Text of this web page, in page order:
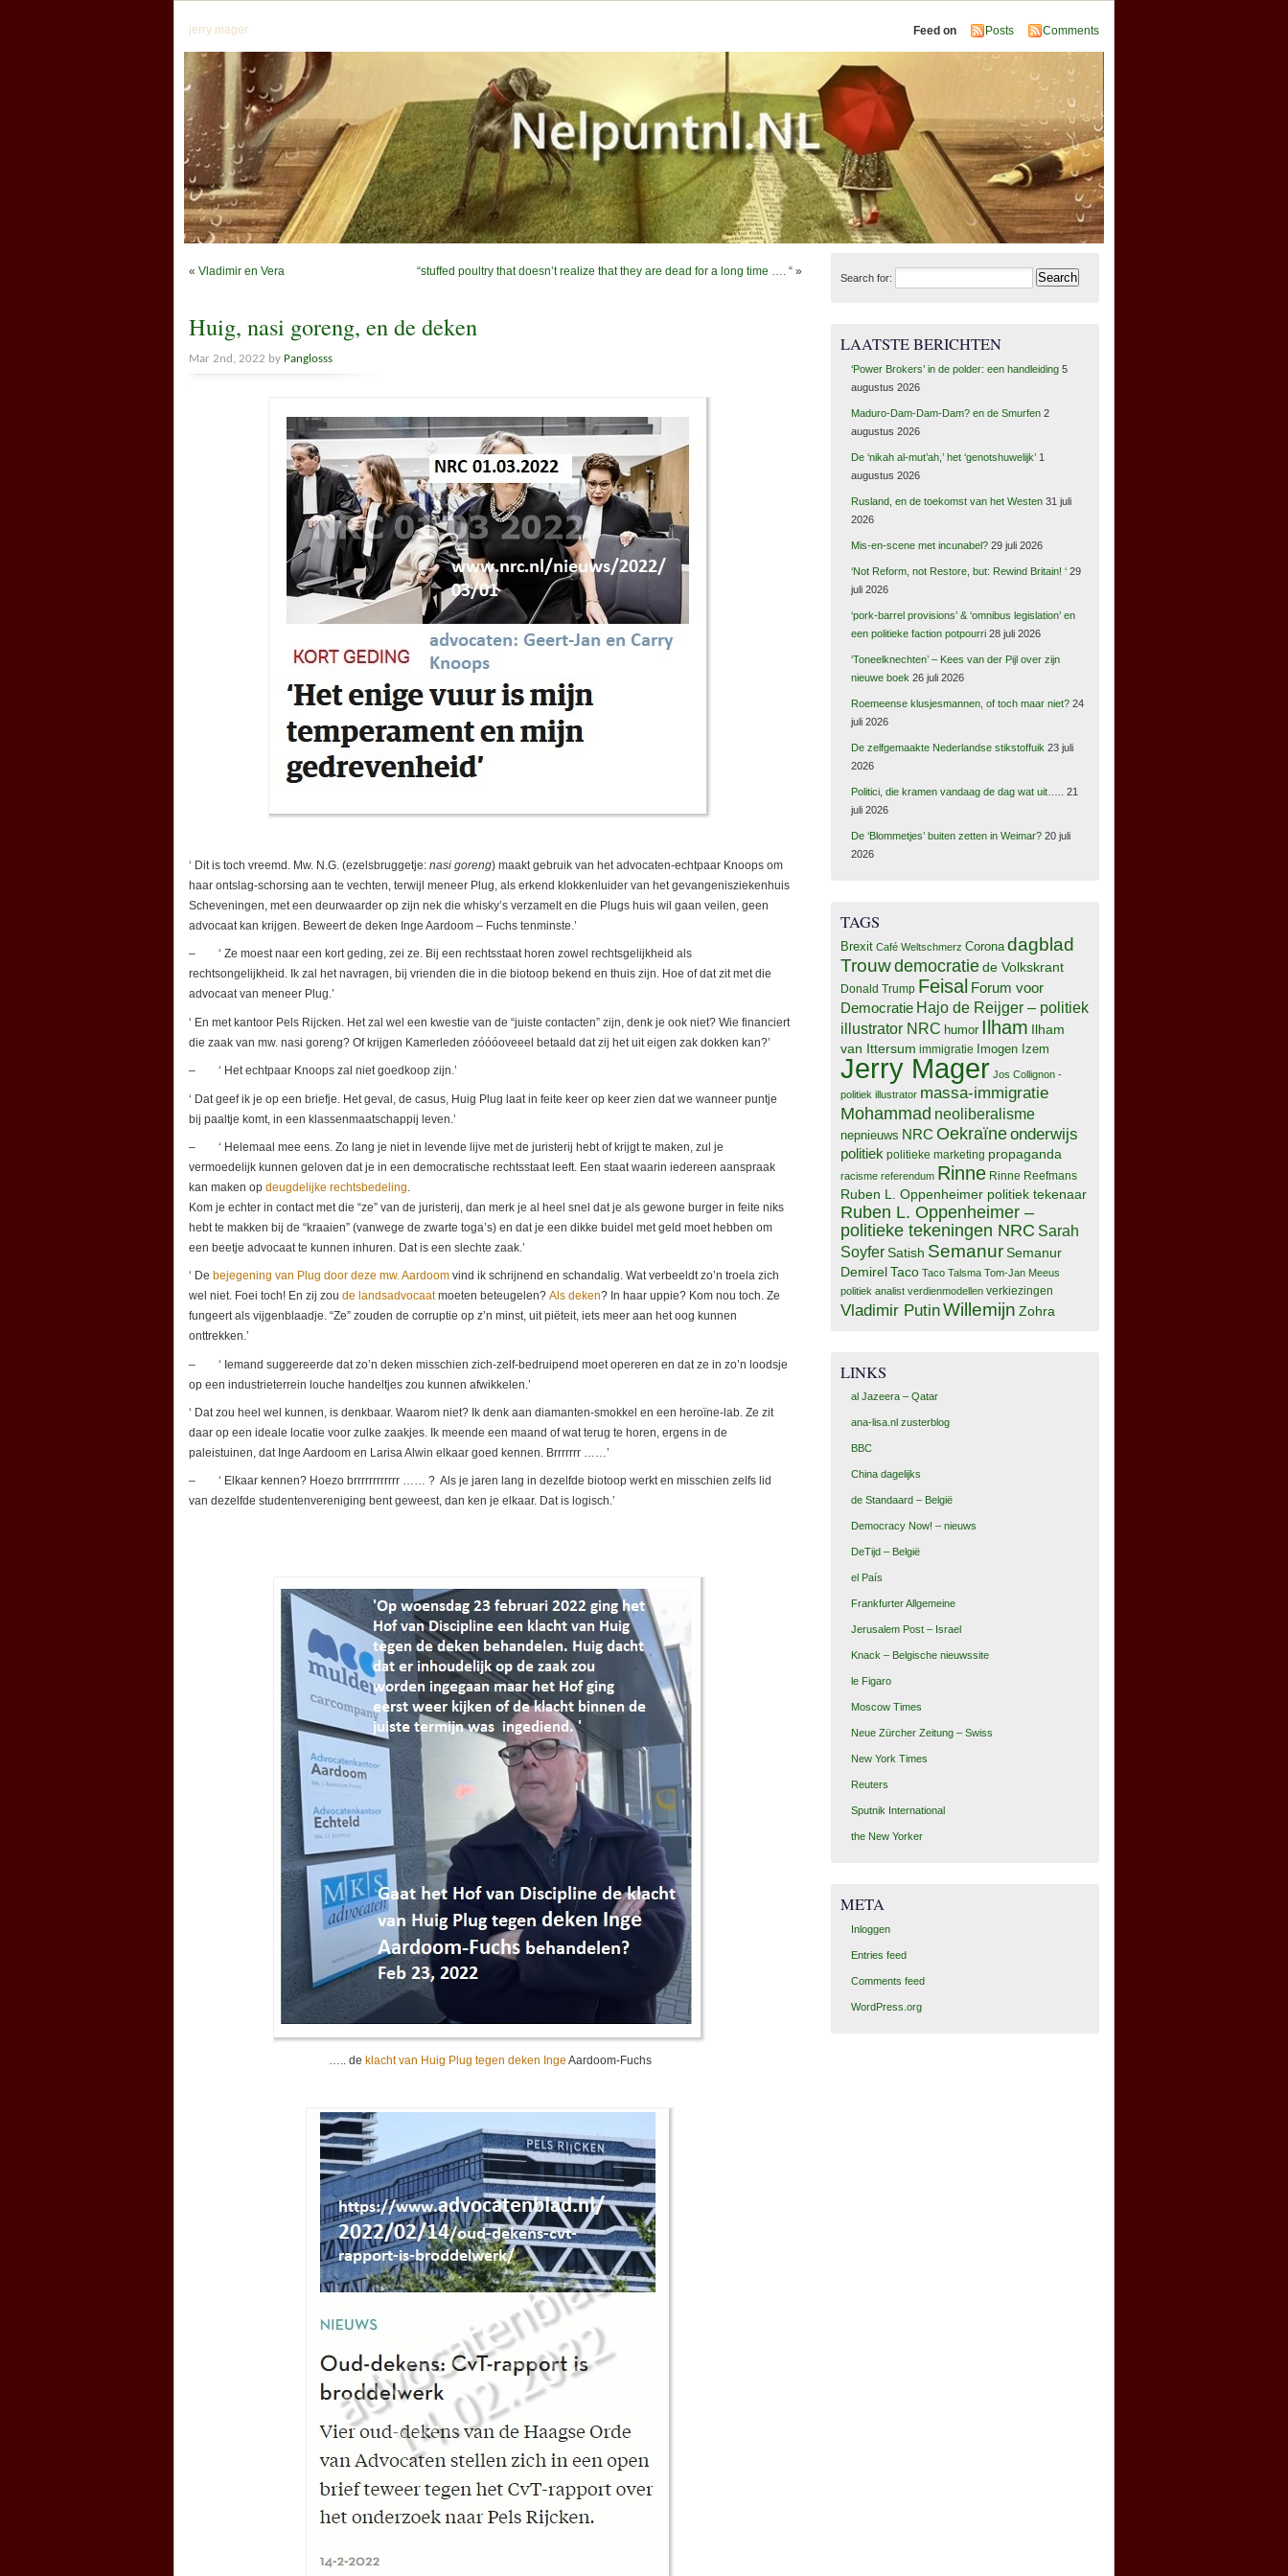
jerry mager Feed on Posts Comments
« Vladimir en Vera “stuffed poultry that doesn’t realize that they are dead for a long time …. “ »
Huig, nasi goreng, en de deken
Mar 2nd, 2022 by Panglosss
‘ Dit is toch vreemd. Mw. N.G. (ezelsbruggetje: nasi goreng) maakt gebruik van het advocaten-echtpaar Knoops om
haar ontslag-schorsing aan te vechten, terwijl meneer Plug, als erkend klokkenluider van het gevangenisziekenhuis
Scheveningen, met een deurwaarder op zijn nek die whisky’s verzamelt en die Plugs huis wil gaan veilen, geen
advocaat kan krijgen. Beweert de deken Inge Aardoom – Fuchs tenminste.’
– ‘ Ze moest naar een kort geding, zei ze. Bij een rechtsstaat horen zowel rechtsgelijkheid als
rechtsongelijkheid. Ik zal het navragen, bij vrienden die in die biotoop bekend en thuis zijn. Hoe of dat zit met die
advocaat van meneer Plug.’
‘ En met kantoor Pels Rijcken. Het zal wel een kwestie van de “juiste contacten” zijn, denk je ook niet? Wie financiert
die zaak van mw. nasi goreng? Of krijgen Kamerleden zóóóoveeel betaald dat zij het uit eigen zak dokken kan?’
– ‘ Het echtpaar Knoops zal niet goedkoop zijn.’
‘ Dat geef ik je op een briefje. Het geval, de casus, Huig Plug laat in feite keer op keer zien dat we wanneer puntje
bij paaltje komt, in een klassenmaatschappij leven.’
– ‘ Helemaal mee eens. Zo lang je niet in levende lijve met de juristerij hebt of krijgt te maken, zul je
vermoedelijk kunnen geloven dat je in een democratische rechtsstaat leeft. Een staat waarin iedereen aanspraak
kan maken op deugdelijke rechtsbedeling.
Kom je echter in contact met die “ze” van de juristerij, dan merk je al heel snel dat je als gewone burger in feite niks
hebt te makken bij de “kraaien” (vanwege de zwarte toga’s) en dat je een dikke buidel met geld moet hebben om
een beetje advocaat te kunnen inhuren. Dat is een slechte zaak.’
‘ De bejegening van Plug door deze mw. Aardoom vind ik schrijnend en schandalig. Wat verbeeldt zo’n troela zich
wel niet. Foei toch! En zij zou de landsadvocaatmoeten beteugelen? Als deken? In haar uppie? Kom nou toch. Ze
fungeert als vijgenblaadje. “Ze” zouden de corruptie op z’n minst, uit piëteit, iets meer aan het oog kunnen
onttrekken.’
– ‘ Iemand suggereerde dat zo’n deken misschien zich-zelf-bedruipend moet opereren en dat ze in zo’n loodsje
op een industrieterrein louche handeltjes zou kunnen afwikkelen.’
‘ Dat zou heel wel kunnen, is denkbaar. Waarom niet? Ik denk aan diamanten-smokkel en een heroïne-lab. Ze zit
daar op een ideale locatie voor zulke zaakjes. Ik meende een maand of wat terug te horen, ergens in de
paleistuinen, dat Inge Aardoom en Larisa Alwin elkaar goed kennen. Brrrrrrr ……’
– ‘ Elkaar kennen? Hoezo brrrrrrrrrrrr …… ? Als je jaren lang in dezelfde biotoop werkt en misschien zelfs lid
van dezelfde studentenvereniging bent geweest, dan ken je elkaar. Dat is logisch.’
….. de klacht van Huig Plug tegen deken Inge Aardoom-Fuchs
Search for:
LAATSTE BERICHTEN
‘Power Brokers’ in de polder: een handleiding 5
augustus 2026
Maduro-Dam-Dam-Dam? en de Smurfen 2
augustus 2026
De ‘nikah al-mut’ah,’ het ‘genotshuwelijk’ 1
augustus 2026
Rusland, en de toekomst van het Westen 31 juli
2026
Mis-en-scene met incunabel? 29 juli 2026
‘Not Reform, not Restore, but: Rewind Britain! ‘ 29
juli 2026
‘pork-barrel provisions’ & ‘omnibus legislation’ en
een politieke faction potpourri 28 juli 2026
‘Toneelknechten’ – Kees van der Pijl over zijn
nieuwe boek 26 juli 2026
Roemeense klusjesmannen, of toch maar niet? 24
juli 2026
De zelfgemaakte Nederlandse stikstoffuik 23 juli
2026
Politici, die kramen vandaag de dag wat uit…..
21
juli 2026
De ‘Blommetjes’ buiten zetten in Weimar? 20 juli
2026
TAGS
Brexit Café Weltschmerz Corona dagblad
Trouwdemocratiede Volkskrant
Donald Trump Feisal Forum voor
Democratie Hajo de Reijger – politiek
illustrator NRC humor Ilham Ilham
van Ittersum immigratie Imogen Izem
Jerry Mager Jos Collignon -
politiek illustrator massa-immigratie
Mohammad neoliberalisme
nepnieuws NRC Oekraïneonderwijs
politiek politieke marketing propaganda
racisme referendum Rinne Rinne Reefmans
Ruben L. Oppenheimer politiek tekenaar
Ruben L. Oppenheimer –
politieke tekeningen NRC Sarah
Soyfer Satish SemanurSemanur
DemirelTaco Taco Talsma Tom-Jan Meeus
politiek analist verdienmodellen verkiezingen
Vladimir PutinWillemijn Zohra
LINKS
al Jazeera – Qatar
ana-lisa.nl zusterblog
BBC
China dagelijks
de Standaard – België
Democracy Now! – nieuws
DeTijd – België
el País
Frankfurter Allgemeine
Jerusalem Post – Israel
Knack – Belgische nieuwssite
le Figaro
Moscow Times
Neue Zürcher Zeitung – Swiss
New York Times
Reuters
Sputnik International
the New Yorker
META
Inloggen
Entries feed
Comments feed
WordPress.org